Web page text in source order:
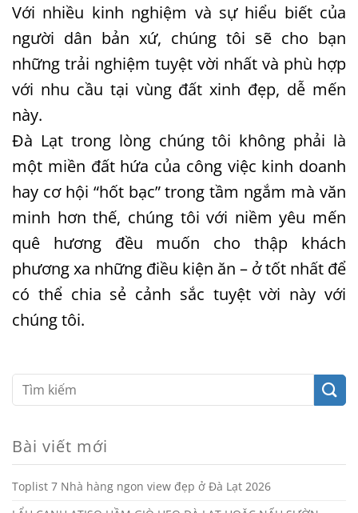
Với nhiều kinh nghiệm và sự hiểu biết của
người dân bản xứ, chúng tôi sẽ cho bạn
những trải nghiệm tuyệt vời nhất và phù hợp
với nhu cầu tại vùng đất xinh đẹp, dễ mến
này.
Đà Lạt trong lòng chúng tôi không phải là
một miền đất hứa của công việc kinh doanh
hay cơ hội “hốt bạc” trong tầm ngắm mà văn
minh hơn thế, chúng tôi với niềm yêu mến
quê hương đều muốn cho thập khách
phương xa những điều kiện ăn – ở tốt nhất để
có thể chia sẻ cảnh sắc tuyệt vời này với
chúng tôi.
Bài viết mới
Toplist 7 Nhà hàng ngon view đẹp ở Đà Lạt 2026